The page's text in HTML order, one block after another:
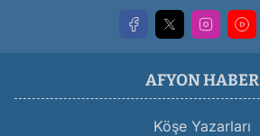
AFYON HABER
Köşe Yazarları